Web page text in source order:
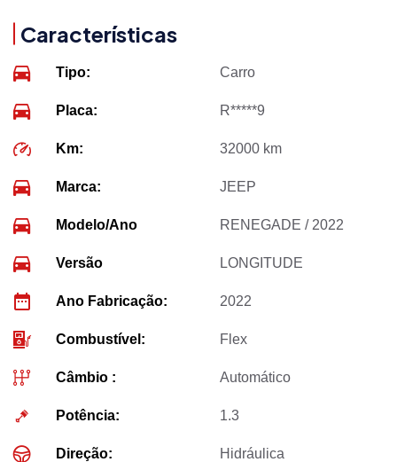
Características
Tipo: Carro
Placa: R*****9
Km: 32000 km
Marca: JEEP
Modelo/Ano RENEGADE / 2022
Versão LONGITUDE
Ano Fabricação: 2022
Combustível: Flex
Câmbio : Automático
Potência: 1.3
Direção: Hidráulica